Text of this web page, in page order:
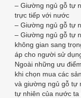
– Giường ngủ gỗ tự
trực tiếp với nước
– Giường ngủ gỗ tự
– Giường ngủ gỗ tự
không gian sang
áp cho người sử
Ngoài những ưu
khi chọn mua các
và giường ngủ gỗ tự
tự nhiên của nước